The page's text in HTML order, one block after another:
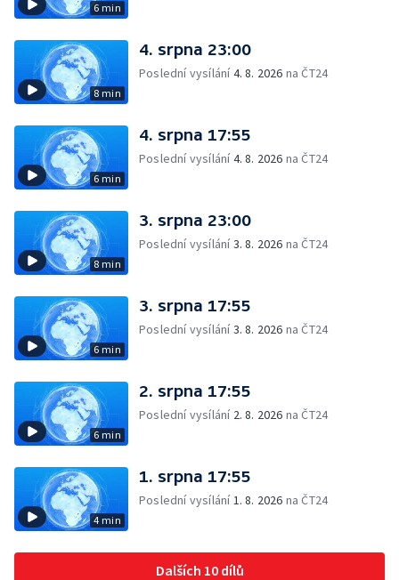
6 min
8 min
4. srpna 23:00
Poslední vysílání4. 8. 2026 na ČT24
6 min
4. srpna 17:55
Poslední vysílání4. 8. 2026 na ČT24
8 min
3. srpna 23:00
Poslední vysílání3. 8. 2026 na ČT24
6 min
3. srpna 17:55
Poslední vysílání3. 8. 2026 na ČT24
6 min
2. srpna 17:55
Poslední vysílání 2. 8. 2026 na ČT24
4 min
1. srpna 17:55
Poslední vysílání1. 8. 2026 na ČT24
Dalších 10 dílů